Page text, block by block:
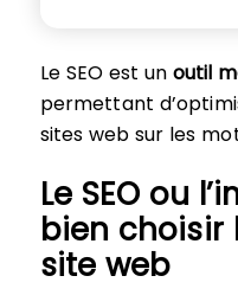
Le SEO est un outil
permettant
sites web sur les
Le SEO ou
bien choisir
site web